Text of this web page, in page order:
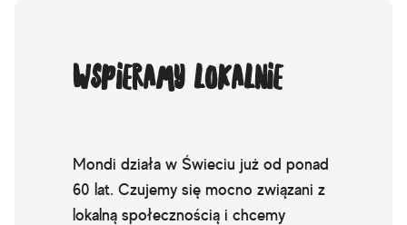
Wspieramy lokalnie
Mondi działa w Świeciu już od ponad
60 lat. Czujemy się mocno związani z
lokalną społecznością i chcemy